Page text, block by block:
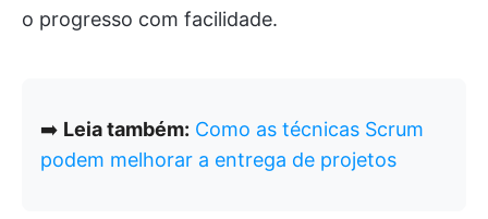
o progresso com facilidade.
➡️ Leia também: Como as técnicas Scrum
podem melhorar a entrega de projetos